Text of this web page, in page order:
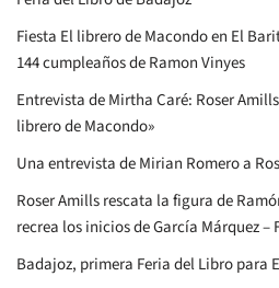
Fiesta El librero de Macondo en El
144 cumpleaños de Ramon Vinyes
Entrevista de Mirtha Caré: Roser
librero de Macondo»
Una entrevista de Mirian Romero a
Roser Amills rescata la figura de
recrea los inicios de García Márquez
Badajoz, primera Feria del Libro para